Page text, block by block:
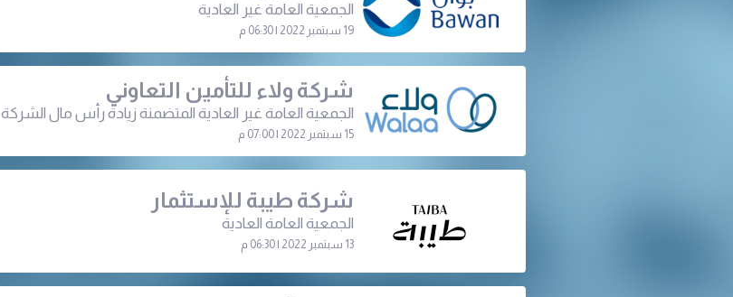
الجمعية العامة غير العادية
19 سبتمبر 2022 | 06:30 م
شركة ولاء للتأمين التعاوني
الجمعية العامة غير العادية المتضمنة زيادة رأس مال الشركة
15 سبتمبر 2022 | 07:00 م
شركة طيبة للإستثمار
الجمعية العامة العادية
13 سبتمبر 2022 | 06:30 م